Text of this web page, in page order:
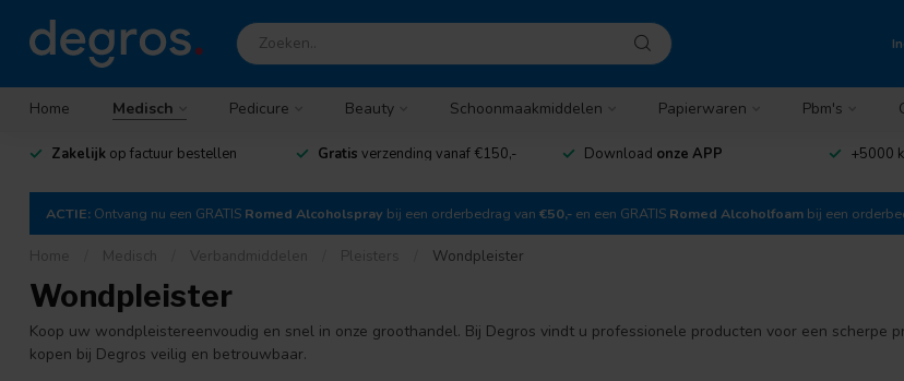
Home Medisch Pedicure Beauty Schoonmaakmiddelen Papierwaren Pbm's
Zakelijk op factuur bestellen Gratis verzending vanaf €150,- Download onze APP +5000
ACTIE: Ontvang nu een GRATIS Romed Alcoholspray bij een orderbedrag van €50,- en een GRATIS Romed Alcoholfoam bij een
Home Medisch Verbandmiddelen Pleisters Wondpleister
Wondpleister
Koop uw wondpleistereenvoudig en snel in onze groothandel. Bij Degros vindt u professionele producten voor een scherpe
kopen bij Degros veilig en betrouwbaar.